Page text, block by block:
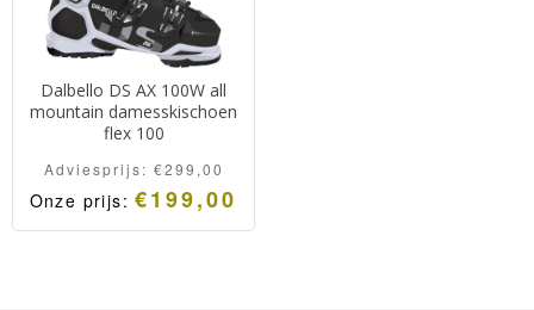
Dalbello DS AX 100W all
mountain damesskischoen
flex 100
Adviesprijs: €299,00
Onze prijs:€199,00